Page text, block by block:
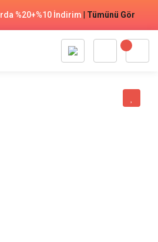
%20+%10 İndirim Tümünü Gör